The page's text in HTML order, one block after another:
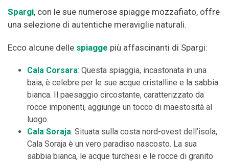
Spargi, con le sue numerose spiagge mozzafiato, offre
una selezione di autentiche meraviglie naturali.
Ecco alcune delle spiagge più affascinanti di Spargi:
Cala Corsara: Questa spiaggia, incastonata in una
baia, è celebre per le sue acque cristalline e la sabbia
bianca. Il paesaggio circostante, caratterizzato da
rocce imponenti, aggiunge un tocco di maestosità al
luogo.
Cala Soraja: Situata sulla costa nord-ovest dell’isola,
Cala Soraja è un vero paradiso nascosto. La sua
sabbia bianca, le acque turchesi e le rocce di granito